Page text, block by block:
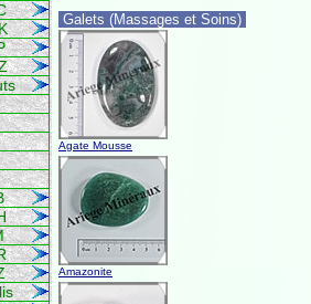
Galets (Massages et Soins)
Agate Mousse
Amazonite